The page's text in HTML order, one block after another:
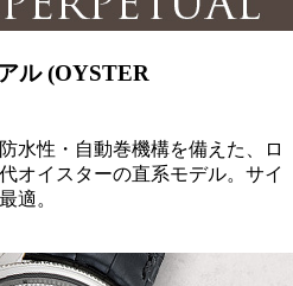
ル (OYSTER
水性・自動巻機構を備えた、ロ
オイスターの直系モデル。サイ
適。